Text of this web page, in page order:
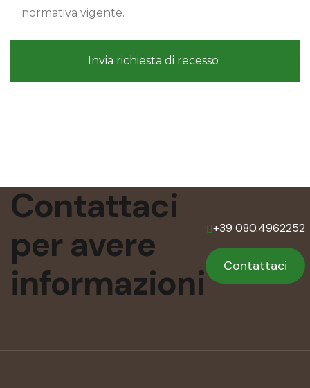
normativa vigente.
Contattaci
per avere
informazioni
+39 080.4962252
Contattaci